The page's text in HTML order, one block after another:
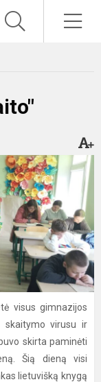
visus gimnazijos
skaitymo virusu ir
skirta paminėti
Šią dieną visi
lietuvišką knygą